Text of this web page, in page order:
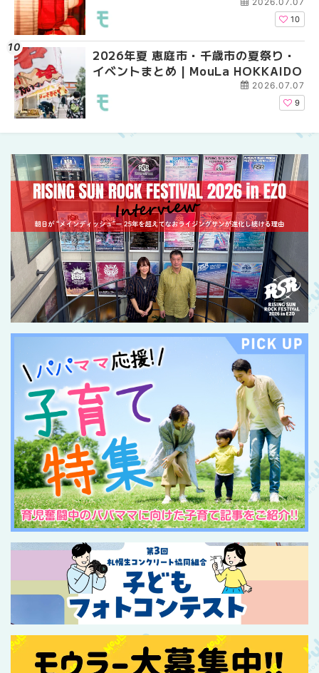
10
2026年夏 恵庭市・千歳市の夏祭り・
イベントまとめ | MouLa HOKKAIDO
2026.07.07
9
札幌の麻辣湯（マーラ
め専門店9選！本場の
新店まで徹底比較 |
札幌の麻辣湯（マーラ
め専門店6選！本場の
新店まで徹底比較 |